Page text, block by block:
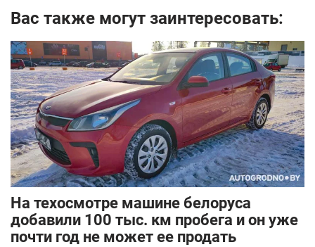
Вас также могут заинтересовать:
На техосмотре машине белоруса
добавили 100 тыс. км пробега и он уже
почти год не может ее продать